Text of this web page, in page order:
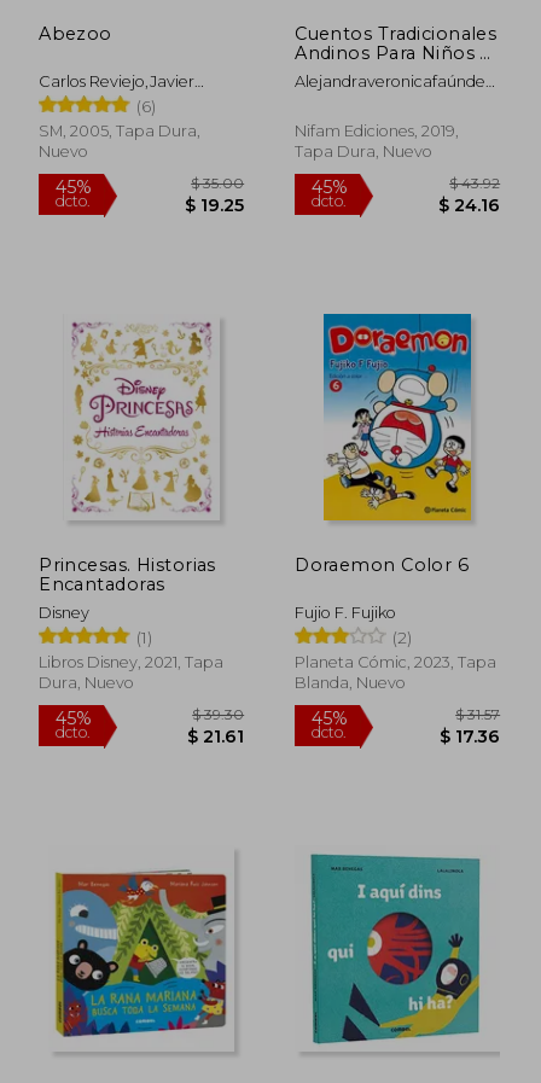
Abezoo
Carlos Reviejo,Javier
Aramburu
(6)
SM, 2005, Tapa Dura,
Nuevo
45%
dcto. $ 19.25
Rápido
Cuentos Tradicionales
Andinos Para Niños y
Niñas
Alejandraveronicafaúndez
Nifam Ediciones, 2019,
Tapa Dura, Nuevo
45%
dcto.
Princesas. Historias
Encantadoras
Disney
(1)
Libros Disney, 2021, Tapa
Dura, Nuevo
45%
dcto.
$ 39.30
$ 21.61
Doraemon Color 6
Fujio F. Fujiko
(2)
Planeta Cómic, 2023, Tapa
Blanda, Nuevo
45%
dcto.